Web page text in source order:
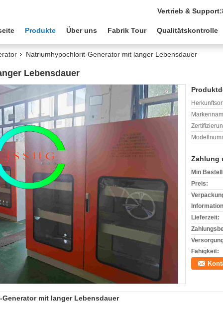
Vertrieb & Support:
Produkte Über uns Fabrik Tour Qualitätskontrolle
Natriumhypochlorit-Generator mit langer Lebensdauer
Lebensdauer
Zahlung
Min
Preis:
Lieferzeit:
Fähigkeit:
mit langer Lebensdauer